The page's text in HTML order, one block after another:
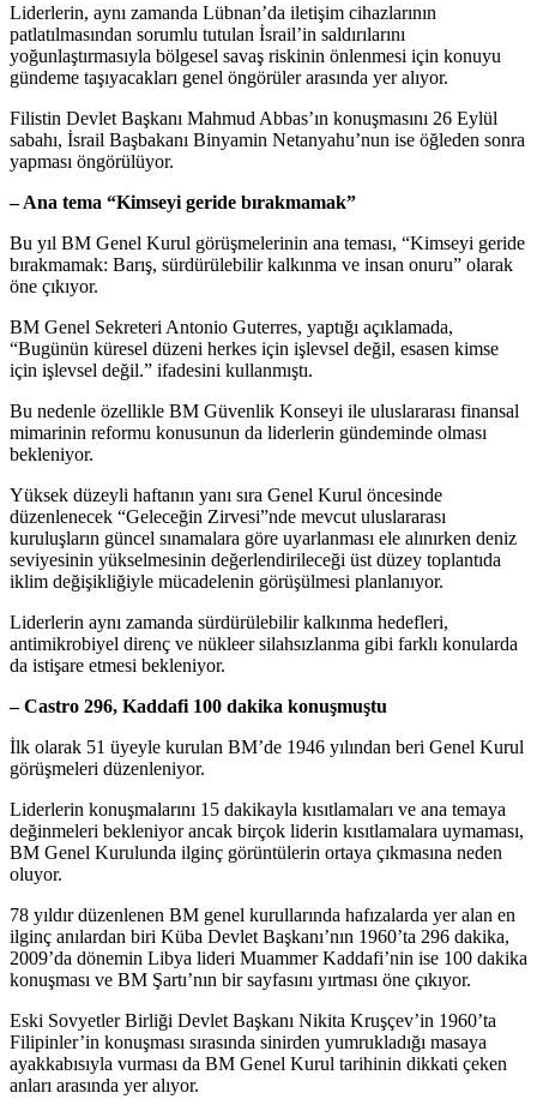
Liderlerin, aynı zamanda Lübnan’da iletişim cihazlarının
patlatılmasından sorumlu tutulan İsrail’in saldırılarını
yoğunlaştırmasıyla bölgesel savaş riskinin önlenmesi için konuyu
gündeme taşıyacakları genel öngörüler arasında yer alıyor.
Filistin Devlet Başkanı Mahmud Abbas’ın konuşmasını 26 Eylül
sabahı, İsrail Başbakanı Binyamin Netanyahu’nun ise öğleden sonra
yapması öngörülüyor.
– Ana tema “Kimseyi geride bırakmamak”
Bu yıl BM Genel Kurul görüşmelerinin ana teması, “Kimseyi geride
bırakmamak: Barış, sürdürülebilir kalkınma ve insan onuru” olarak
öne çıkıyor.
BM Genel Sekreteri Antonio Guterres, yaptığı açıklamada,
“Bugünün küresel düzeni herkes için işlevsel değil, esasen kimse
için işlevsel değil.” ifadesini kullanmıştı.
Bu nedenle özellikle BM Güvenlik Konseyi ile uluslararası finansal
mimarinin reformu konusunun da liderlerin gündeminde olması
bekleniyor.
Yüksek düzeyli haftanın yanı sıra Genel Kurul öncesinde
düzenlenecek “Geleceğin Zirvesi”nde mevcut uluslararası
kuruluşların güncel sınamalara göre uyarlanması ele alınırken deniz
seviyesinin yükselmesinin değerlendirileceği üst düzey toplantıda
iklim değişikliğiyle mücadelenin görüşülmesi planlanıyor.
Liderlerin aynı zamanda sürdürülebilir kalkınma hedefleri,
antimikrobiyel direnç ve nükleer silahsızlanma gibi farklı konularda
da istişare etmesi bekleniyor.
– Castro 296, Kaddafi 100 dakika konuşmuştu
İlk olarak 51 üyeyle kurulan BM’de 1946 yılından beri Genel Kurul
görüşmeleri düzenleniyor.
Liderlerin konuşmalarını 15 dakikayla kısıtlamaları ve ana temaya
değinmeleri bekleniyor ancak birçok liderin kısıtlamalara uymaması,
BM Genel Kurulunda ilginç görüntülerin ortaya çıkmasına neden
oluyor.
78 yıldır düzenlenen BM genel kurullarında hafızalarda yer alan en
ilginç anılardan biri Küba Devlet Başkanı’nın 1960’ta 296 dakika,
2009’da dönemin Libya lideri Muammer Kaddafi’nin ise 100 dakika
konuşması ve BM Şartı’nın bir sayfasını yırtması öne çıkıyor.
Eski Sovyetler Birliği Devlet Başkanı Nikita Kruşçev’in 1960’ta
Filipinler’in konuşması sırasında sinirden yumrukladığı masaya
ayakkabısıyla vurması da BM Genel Kurul tarihinin dikkati çeken
anları arasında yer alıyor.